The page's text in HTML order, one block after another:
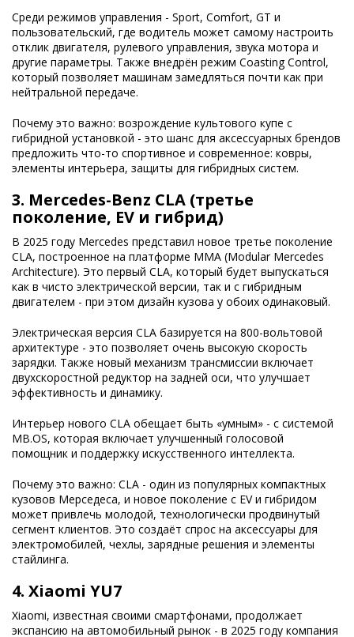
Среди режимов управления - Sport, Comfort, GT и
пользовательский, где водитель может самому настроить
отклик двигателя, рулевого управления, звука мотора и
другие параметры. Также внедрён режим Coasting Control,
который позволяет машинам замедляться почти как при
нейтральной передаче.
Почему это важно: возрождение культового купе с
гибридной установкой - это шанс для аксессуарных брендов
предложить что-то спортивное и современное: ковры,
элементы интерьера, защиты для гибридных систем.
3. Mercedes-Benz CLA (третье
поколение, EV и гибрид)
В 2025 году Mercedes представил новое третье поколение
CLA, построенное на платформе MMA (Modular Mercedes
Architecture). Это первый CLA, который будет выпускаться
как в чисто электрической версии, так и с гибридным
двигателем - при этом дизайн кузова у обоих одинаковый.
Электрическая версия CLA базируется на 800-вольтовой
архитектуре - это позволяет очень высокую скорость
зарядки. Также новый механизм трансмиссии включает
двухскоростной редуктор на задней оси, что улучшает
эффективность и динамику.
Интерьер нового CLA обещает быть «умным» - с системой
MB.OS, которая включает улучшенный голосовой
помощник и поддержку искусственного интеллекта.
Почему это важно: CLA - один из популярных компактных
кузовов Мерседеса, и новое поколение с EV и гибридом
может привлечь молодой, технологически продвинутый
сегмент клиентов. Это создаёт спрос на аксессуары для
электромобилей, чехлы, зарядные решения и элементы
стайлинга.
4. Xiaomi YU7
Xiaomi, известная своими смартфонами, продолжает
экспансию на автомобильный рынок - в 2025 году компания